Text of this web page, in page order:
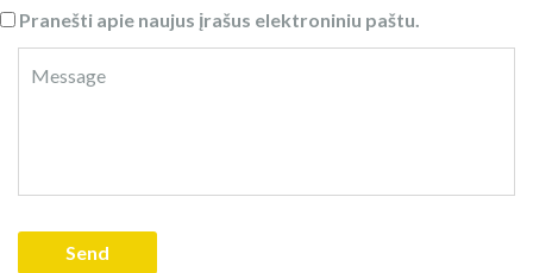
Pranešti apie naujus įrašus elektroniniu paštu.